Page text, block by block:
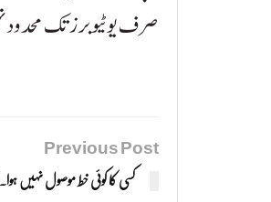
صرف یوٹیوبرز تک محدود
Previous Post
کسی کا کوئی خط موصول نہیں